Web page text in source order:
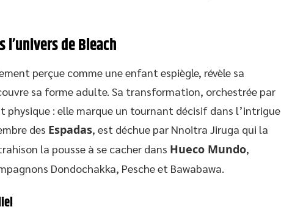
de Bleach
perçue comme une enfant espiègle, révèle sa
sa forme adulte. Sa transformation, orchestrée par
physique : elle marque un tournant décisif dans l’intrigue
des Espadas, est déchue par Nnoitra Jiruga qui la
la pousse à se cacher dans Hueco Mundo,
Dondochakka, Pesche et Bawabawa.